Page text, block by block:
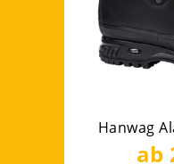
Hanwag
ab